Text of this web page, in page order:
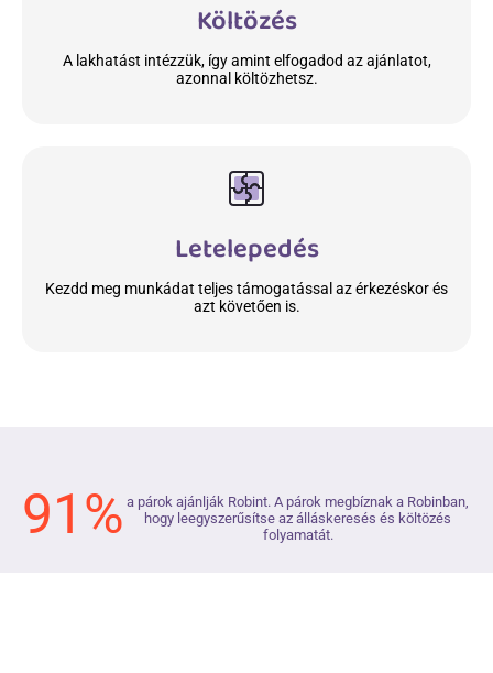
Költözés
A lakhatást intézzük, így amint elfogadod az ajánlatot,
azonnal költözhetsz.
Letelepedés
Kezdd meg munkádat teljes támogatással az érkezéskor és
azt követően is.
91% a párok ajánlják Robint. A párok megbíznak a Robinban,
hogy leegyszerűsítse az álláskeresés és költözés
folyamatát.